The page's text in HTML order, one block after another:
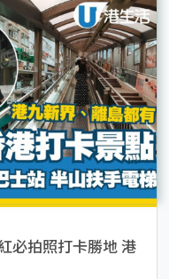
必拍照打卡勝地 港